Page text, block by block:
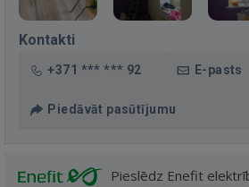
Kontakti
+371 *** *** 92 E-pasts
Piedāvāt pasūtījumu
Pieslēdz Enefit